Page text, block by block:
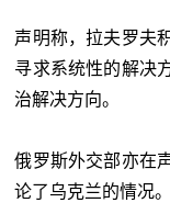
声明称，拉夫罗夫
寻求系统性的解决
治解决方向。
俄罗斯外交部亦在
论了乌克兰的情况。